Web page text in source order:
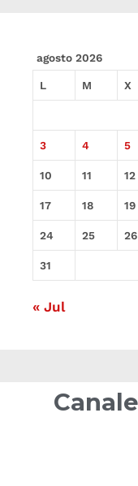
agosto 2026
L M X
3 4 5
10 11 12
17 18 19
24 25 26
31
« Jul